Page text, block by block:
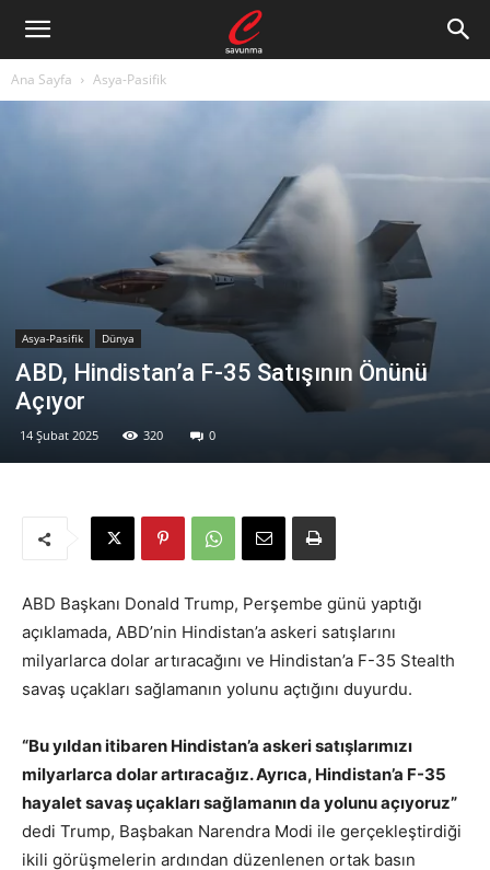
Ana Sayfa Asya-Pasifik
Asya-Pasifik Dünya
ABD, Hindistan’a F-35 Satışının Önünü
Açıyor
14 Şubat 2025 320 0
ABD Başkanı Donald Trump, Perşembe günü yaptığı
açıklamada, ABD’nin Hindistan’a askeri satışlarını
milyarlarca dolar artıracağını ve Hindistan’a F-35 Stealth
savaş uçakları sağlamanın yolunu açtığını duyurdu.
“Bu yıldan itibaren Hindistan’a askeri satışlarımızı
milyarlarca dolar artıracağız. Ayrıca, Hindistan’a F-35
hayalet savaş uçakları sağlamanın da yolunu açıyoruz”
dedi Trump, Başbakan Narendra Modi ile gerçekleştirdiği
ikili görüşmelerin ardından düzenlenen ortak basın